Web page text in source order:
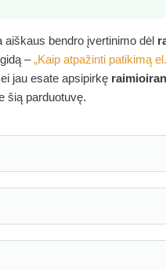
aiškaus bendro įvertinimo dėl
–„Kaip atpažinti patikimą
jau esate apsipirkę
šią parduotuvę.